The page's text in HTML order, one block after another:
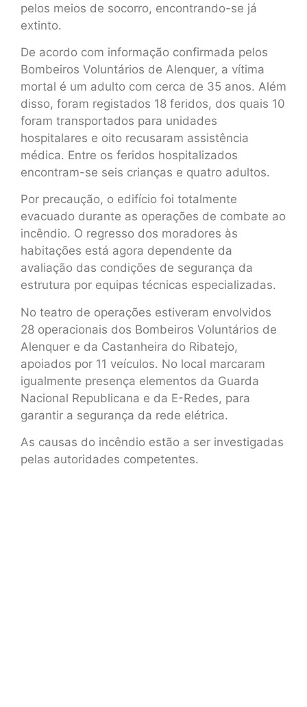
pelos meios de socorro, encontrando-se já
extinto.
De acordo com informação confirmada pelos
Bombeiros Voluntários de Alenquer, a vítima
mortal é um adulto com cerca de 35 anos. Além
disso, foram registados 18 feridos, dos quais 10
foram transportados para unidades
hospitalares e oito recusaram assistência
médica. Entre os feridos hospitalizados
encontram-se seis crianças e quatro adultos.
Por precaução, o edifício foi totalmente
evacuado durante as operações de combate ao
incêndio. O regresso dos moradores às
habitações está agora dependente da
avaliação das condições de segurança da
estrutura por equipas técnicas especializadas.
No teatro de operações estiveram envolvidos
28 operacionais dos Bombeiros Voluntários de
Alenquer e da Castanheira do Ribatejo,
apoiados por 11 veículos. No local marcaram
igualmente presença elementos da Guarda
Nacional Republicana e da E-Redes, para
garantir a segurança da rede elétrica.
As causas do incêndio estão a ser investigadas
pelas autoridades competentes.